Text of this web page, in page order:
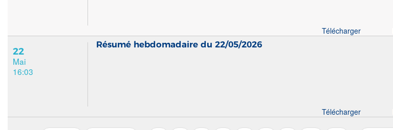
Télécharger
22
Mai
16:03
Résumé hebdomadaire du 22/05/2026
Télécharger